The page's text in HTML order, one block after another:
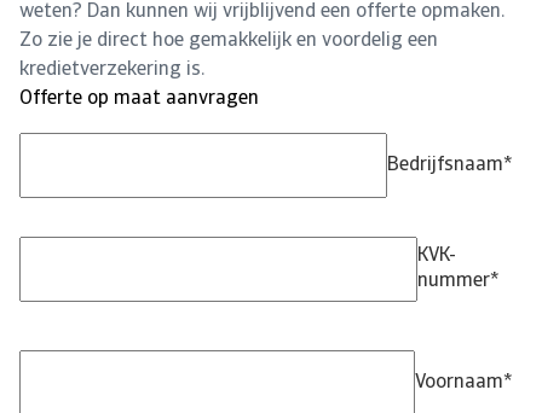
weten? Dan kunnen wij vrijblijvend een offerte opmaken.
Zo zie je direct hoe gemakkelijk en voordelig een
kredietverzekering is.
Offerte op maat aanvragen
Bedrijfsnaam*
KVK-
nummer*
Voornaam*